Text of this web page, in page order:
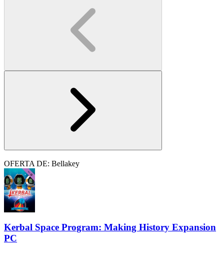
OFERTA DE: Bellakey
Kerbal Space Program: Making History Expansion
PC